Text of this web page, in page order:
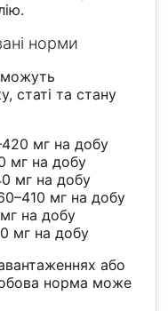
норми
можуть
статі та стану
мг на добу
мг на добу
мг на добу
мг на добу
на добу
мг на добу
або
норма може